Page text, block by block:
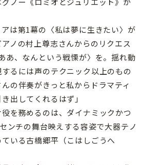
アは第1幕の〈私は夢に生きたい〉が
ノの村上尊志さんからのリクエス
あ、なんという戦慄が〉を。揺れ動
るには声のテクニック以上のもの
の伴奏がきっと私からドラマティ
出してくれるはず」
を務めるのは、ダイナミックかつ
ンチの舞台映えする容姿で大器テノ
いる古橋郷平（こはしごうへ